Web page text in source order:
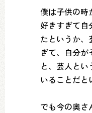
僕は子供の時
好きすぎて自
たというか、
ぎて、自分
と、芸人と
いることだと
でも今の奥さ